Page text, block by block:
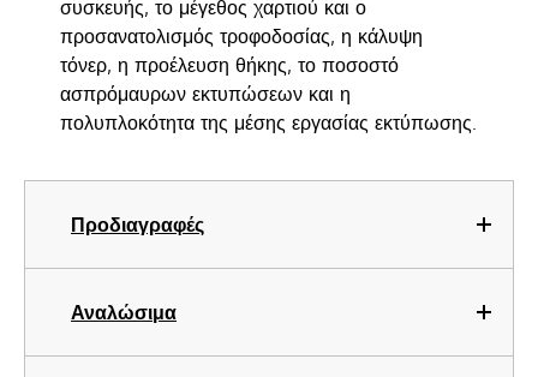
Προδιαγραφές
Αναλώσιμα
συσκευής, το μέγεθος χαρτιού και ο
προσανατολισμός τροφοδοσίας, η κάλυψη
τόνερ, η προέλευση θήκης, το ποσοστό
ασπρόμαυρων εκτυπώσεων και η
πολυπλοκότητα της μέσης εργασίας εκτύπωσης.